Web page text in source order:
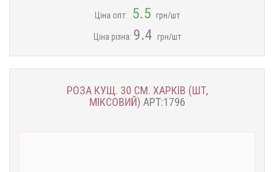
Ціна опт: 5.5 грн/шт
Ціна різна: 9.4 грн/шт
РОЗА КУЩ. 30 СМ. ХАРКІВ (ШТ,
МІКСОВИЙ) АРТ:1796